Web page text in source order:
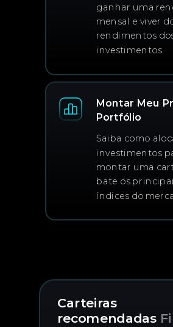
ganhar uma
mensal e viver
rendimentos
investimentos.
Montar Meu
Portfólio
Saiba como
investimentos
montar uma
bate os
índices do
Carteiras
recomendadas